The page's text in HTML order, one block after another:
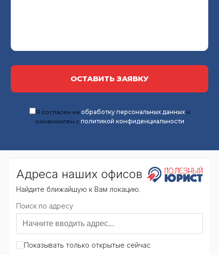
ОСТАВИТЬ ЗАЯВКУ
Я согласен на обработку персональных данныхи
ознакомлен с политикой конфиденциальности